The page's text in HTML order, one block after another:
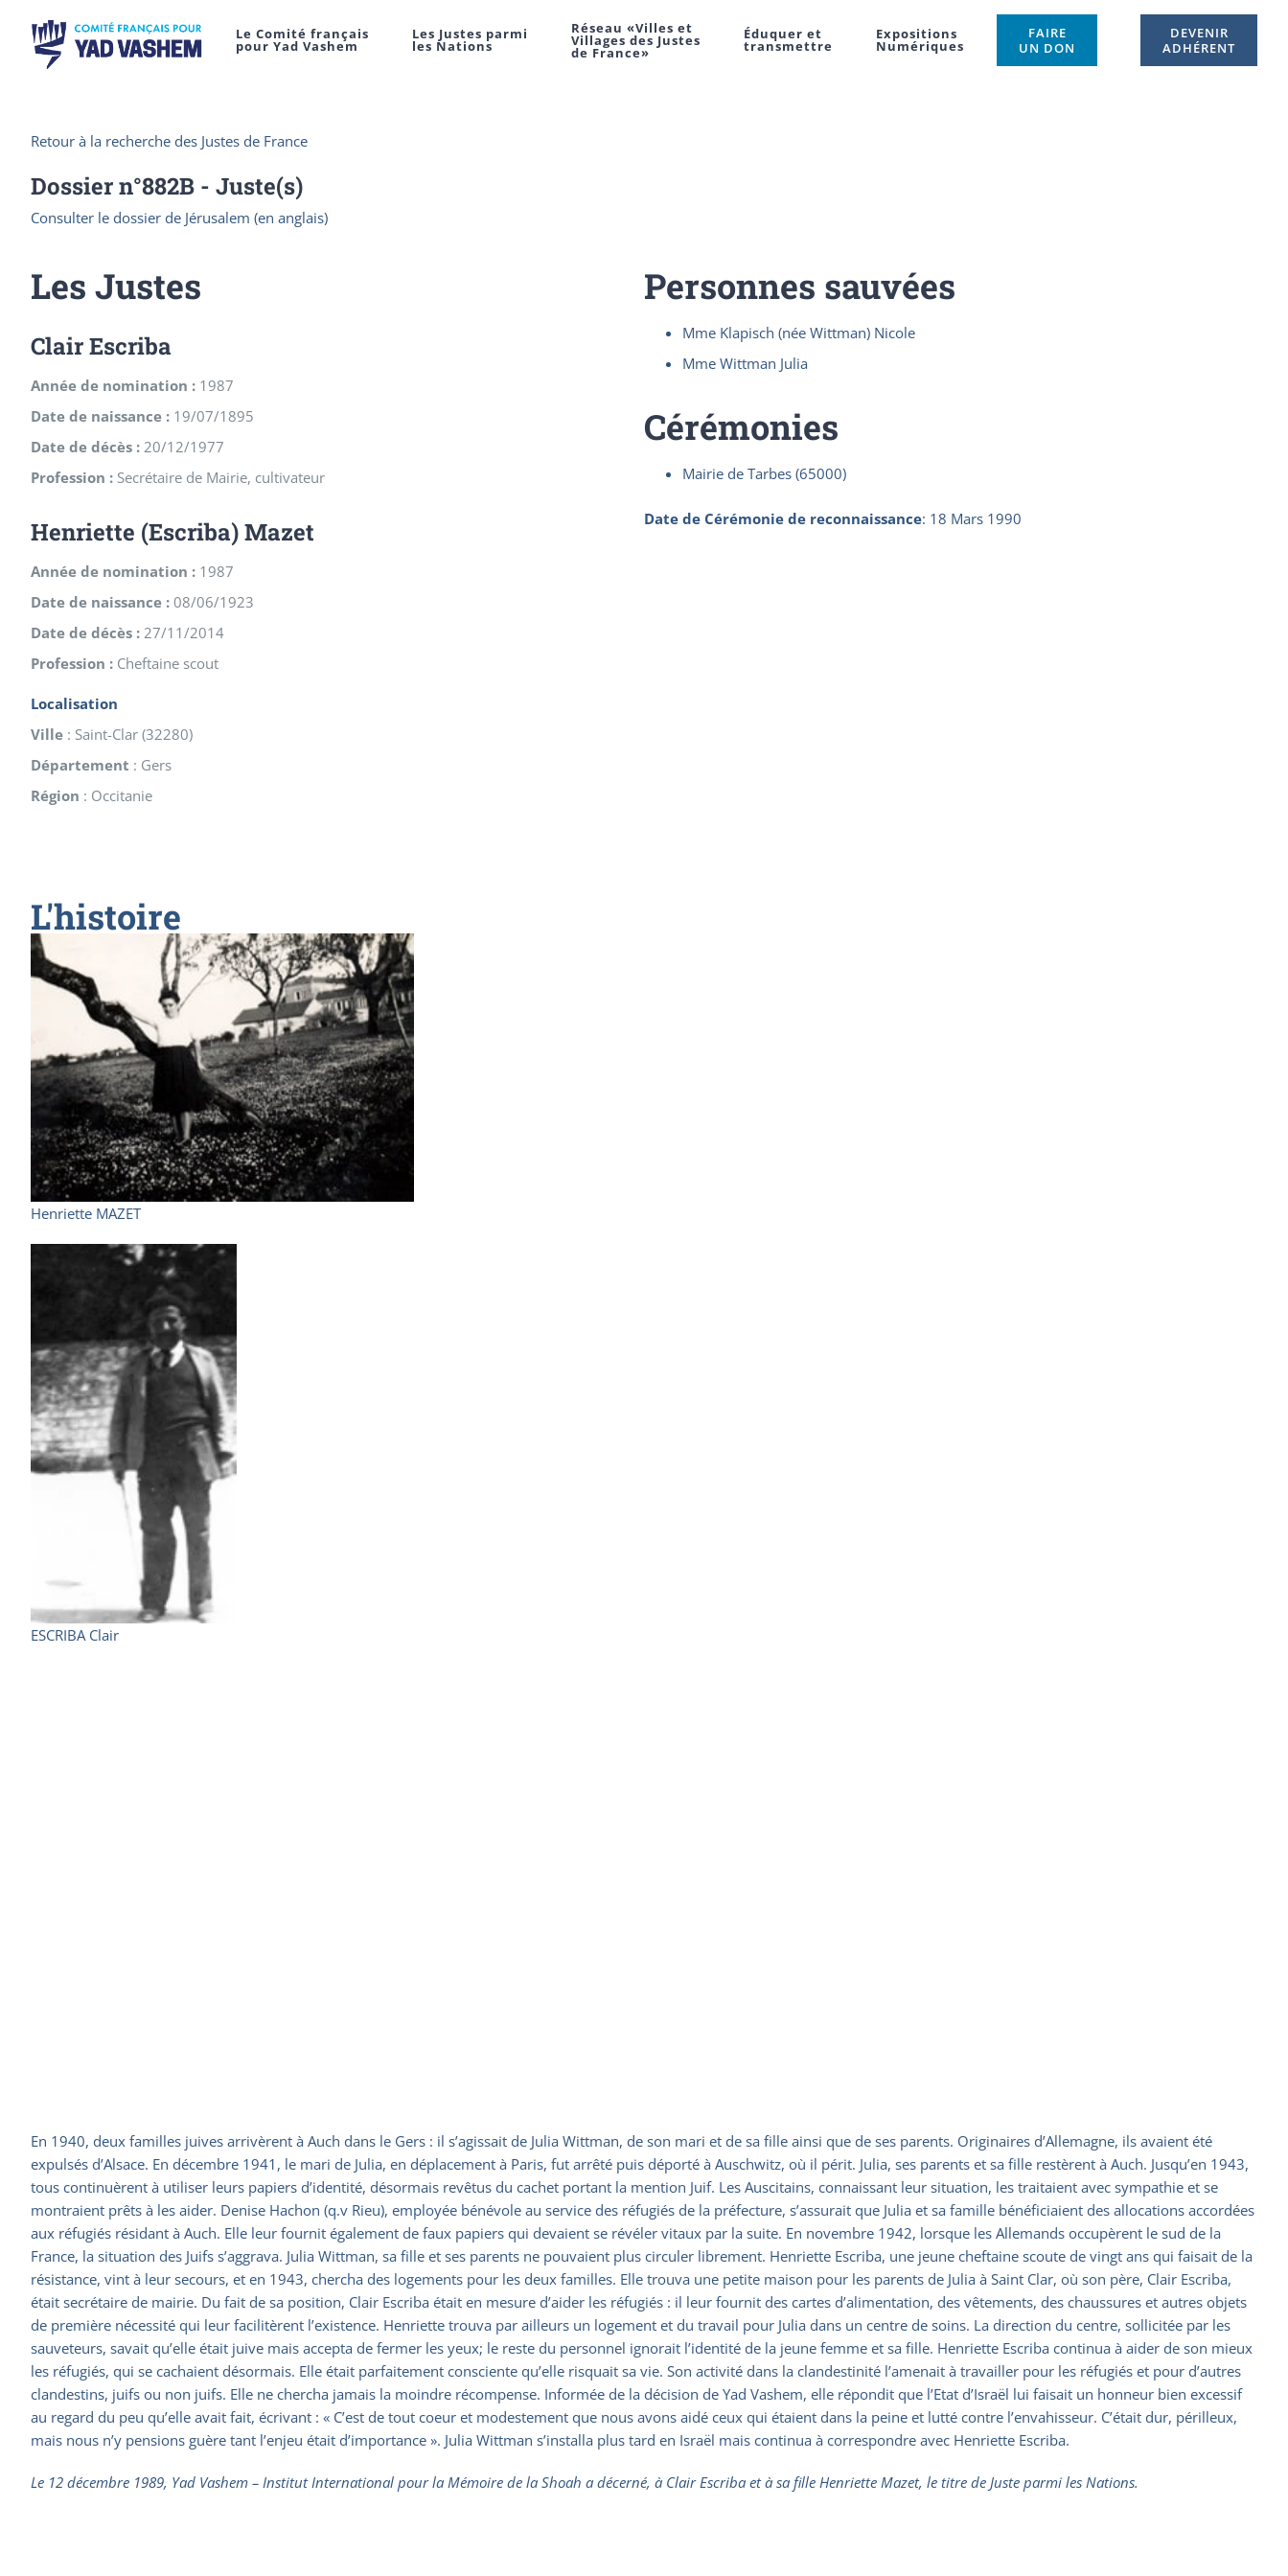
Le Comité français
pour Yad Vashem
Les Justes parmi
les Nations
Réseau «Villes et
Villages des Justes
de France»
Éduquer et
transmettre
Expositions
Numériques
FAIRE
UN DON
DEVENIR
ADHÉRENT
Retour à la recherche des Justes de France
Dossier n°882B - Juste(s)
Consulter le dossier de Jérusalem (en anglais)
Les Justes
Clair Escriba
Année de nomination : 1987
Date de naissance : 19/07/1895
Date de décès : 20/12/1977
Profession : Secrétaire de Mairie, cultivateur
Henriette (Escriba) Mazet
Année de nomination : 1987
Date de naissance : 08/06/1923
Date de décès : 27/11/2014
Profession : Cheftaine scout
Localisation
Ville : Saint-Clar (32280)
Département : Gers
Région : Occitanie
Personnes sauvées
Mme Klapisch (née Wittman) Nicole
Mme Wittman Julia
Cérémonies
Mairie de Tarbes (65000)
Date de Cérémonie de reconnaissance: 18 Mars 1990
L'histoire
Henriette MAZET
ESCRIBA Clair
En 1940, deux familles juives arrivèrent à Auch dans le Gers : il s’agissait de Julia Wittman, de son mari et de sa fille ainsi que de ses parents. Originaires d’Allemagne, ils avaient été
expulsés d’Alsace. En décembre 1941, le mari de Julia, en déplacement à Paris, fut arrêté puis déporté à Auschwitz, où il périt. Julia, ses parents et sa fille restèrent à Auch. Jusqu’en 1943,
tous continuèrent à utiliser leurs papiers d’identité, désormais revêtus du cachet portant la mention Juif. Les Auscitains, connaissant leur situation, les traitaient avec sympathie et se
montraient prêts à les aider. Denise Hachon (q.v Rieu), employée bénévole au service des réfugiés de la préfecture, s’assurait que Julia et sa famille bénéficiaient des allocations accordées
aux réfugiés résidant à Auch. Elle leur fournit également de faux papiers qui devaient se révéler vitaux par la suite. En novembre 1942, lorsque les Allemands occupèrent le sud de la
France, la situation des Juifs s’aggrava. Julia Wittman, sa fille et ses parents ne pouvaient plus circuler librement. Henriette Escriba, une jeune cheftaine scoute de vingt ans qui faisait de la
résistance, vint à leur secours, et en 1943, chercha des logements pour les deux familles. Elle trouva une petite maison pour les parents de Julia à Saint Clar, où son père, Clair Escriba,
était secrétaire de mairie. Du fait de sa position, Clair Escriba était en mesure d’aider les réfugiés : il leur fournit des cartes d’alimentation, des vêtements, des chaussures et autres objets
de première nécessité qui leur facilitèrent l’existence. Henriette trouva par ailleurs un logement et du travail pour Julia dans un centre de soins. La direction du centre, sollicitée par les
sauveteurs, savait qu’elle était juive mais accepta de fermer les yeux; le reste du personnel ignorait l’identité de la jeune femme et sa fille. Henriette Escriba continua à aider de son mieux
les réfugiés, qui se cachaient désormais. Elle était parfaitement consciente qu’elle risquait sa vie. Son activité dans la clandestinité l’amenait à travailler pour les réfugiés et pour d’autres
clandestins, juifs ou non juifs. Elle ne chercha jamais la moindre récompense. Informée de la décision de Yad Vashem, elle répondit que l’Etat d’Israël lui faisait un honneur bien excessif
au regard du peu qu’elle avait fait, écrivant : « C’est de tout coeur et modestement que nous avons aidé ceux qui étaient dans la peine et lutté contre l’envahisseur. C’était dur, périlleux,
mais nous n’y pensions guère tant l’enjeu était d’importance ». Julia Wittman s’installa plus tard en Israël mais continua à correspondre avec Henriette Escriba.
Le 12 décembre 1989, Yad Vashem – Institut International pour la Mémoire de la Shoah a décerné, à Clair Escriba et à sa fille Henriette Mazet, le titre de Juste parmi les Nations.